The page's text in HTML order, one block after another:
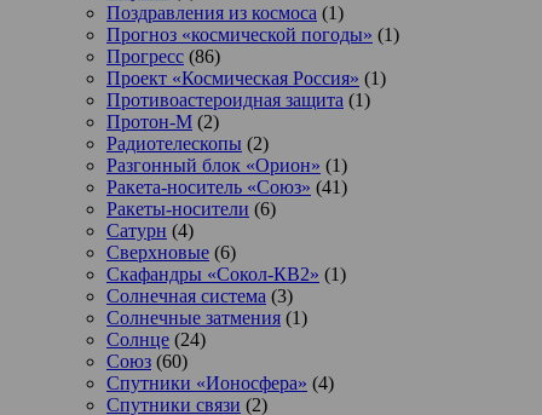
Поздравления из космоса (1)
Прогноз «космической погоды» (1)
Прогресс (86)
Проект «Космическая Россия» (1)
Противоастероидная защита (1)
Протон-М (2)
Радиотелескопы (2)
Разгонный блок «Орион» (1)
Ракета-носитель «Союз» (41)
Ракеты-носители (6)
Сатурн (4)
Сверхновые (6)
Скафандры «Сокол-КВ2» (1)
Солнечная система (3)
Солнечные затмения (1)
Солнце (24)
Союз (60)
Спутники «Ионосфера» (4)
Спутники связи (2)